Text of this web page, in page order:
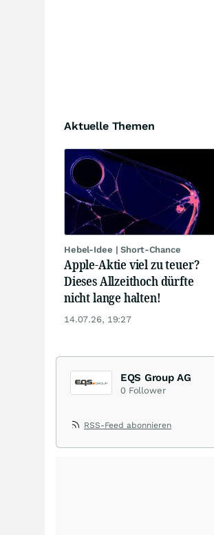
Aktuelle Themen
Hebel-Idee | Short-Chance
Apple-Aktie viel zu teuer?
Dieses Allzeithoch dürfte
nicht lange halten!
14.07.26, 19:27
EQS Group AG
0 Follower
RSS-Feed abonnieren